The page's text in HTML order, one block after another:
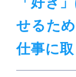
せるた
仕事に取